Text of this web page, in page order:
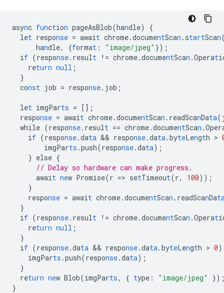
async function pageAsBlob(handle)
{
let response = await chrome.documentScan .startScan
handle, {format : "image/jpeg" });
if (response.result != chrome.documentScan .Operat
return null ;
}
const job = response.job;
let imgParts = [] ;
response = await chrome.documentScan .readScanData
while (response.result == chrome.documentScan
if (response.data && response.data.byteLength >
imgParts .push(response.data);
} else {
// Delay so hardware can make progress.
await new Promise(r => setTimeout(r, 100));
}
response = await chrome.documentScan .readScanDa
}
if (response.result != chrome.documentScan .Operat
return null ;
}
if (response.data && response.data.byteLength > 0)
imgParts .push(response.data);
}
return new Blob(imgParts, { type : "image/jpeg" }
}